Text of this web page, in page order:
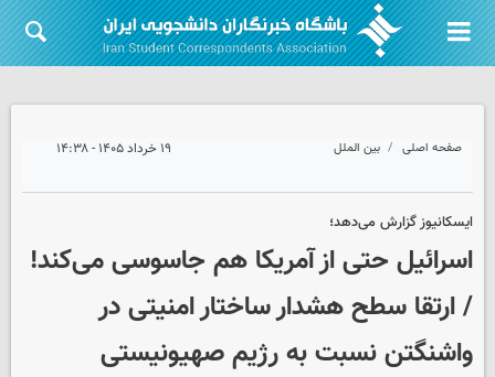
صفحه اصلی بین الملل ۱۹ خرداد ۱۴۰۵ - ۱۴:۳۸
ایسکانیوز گزارش می‌دهد؛
اسرائیل حتی از آمریکا هم جاسوسی می‌کند!
/ ارتقا سطح هشدار ساختار امنیتی در
واشنگتن نسبت به رژیم صهیونیستی